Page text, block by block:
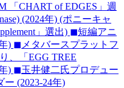
「CHART of EDGES」週
(2024年) (ポニーキャ
」選出) ◼︎短編アニ
) ◼︎メタバースプラットフ
、「EGG TREE
) ◼︎玉井健二氏プロデュー
(2023-24年)